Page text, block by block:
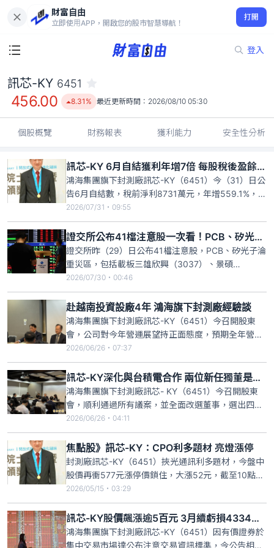
財富自由
立即使用APP，開啟您的股市智慧導航！
打開
登入
456.00
8.31%
訊芯-KY 6451
456.00 8.31% 最近更新時間： 2026/08/10 05:30
個股概覽 財務報表 獲利能力 安全性分析
訊芯-KY 6月自結獲利年增7倍 每股稅後盈餘0.35元
鴻海集團旗下封測廠訊芯-KY（6451）今（31）日公
告6月自結數，稅前淨利8731萬元，年增559.1%，稅
後盈餘3758萬元，年增706%，每股稅後盈餘0.35
元。訊芯-KY對今年營運正面看待，預期全年營收將
有雙位數成長，明年成長幅度有望更高。訊芯今、明
兩年預計投入資本支出約40億至50億元，主
2026/07/31・09:55
證交所公布41檔注意股一次看！PCB、矽光子跌勢凶猛、載板三雄也難逃
證交所昨（29）日公布41檔注意股，PCB、矽光子淪
重災區，包括載板三雄欣興（3037）、景碩
（3189）、南電（8046），記憶體封測廠南茂
（8150）、鑽針廠尖點（8021）、龍頭股臻鼎-
KY（4958），還有矽光子族群聯鈞（3450）、光聖
（6442）、訊芯-KY（6451）、辛耘（3583）
2026/07/30・00:46
赴越南投資設廠4年 鴻海旗下封測廠經驗談
鴻海集團旗下封測廠訊芯-KY（6451）今召開股東
會，公司對今年營運展望持正面態度，預期全年營收
將有雙位數成長，明年成長幅度有望更高。今、明兩
年預計投入資本支出約40億至50億元，主要用於
CPO自動化生產線、先進封裝技術及OCS（光路交換
器）產品的開發與佈局。
2026/06/26・07:37
訊芯-KY深化與台積電合作 兩位新任獨董是老台積人
鴻海集團旗下封測廠訊芯- KY（6451）今召開股東
會，順利通過所有議案，並全面改選董事，選出四席
法人代表一般董事、三席獨立董事共7席，最特別的
是，除了董事長蔣尚義之外，新任獨立董事左大川、
張美玲也曾是台積電（2330）高階主管，顯示訊芯-
KY將持續與台積電深化光通訊領域的合作關係。
2026/06/26・04:11
焦點股》訊芯-KY：CPO利多題材 亮燈漲停
封測廠訊芯-KY（6451）挾光通訊利多題材，今盤中
股價再衝577元漲停價鎖住，大漲52元，截至10點26
分，成交量逾5千張，漲停後委買量超過2700張，訊
芯-KY已連5漲，累計漲幅達30.83%，表現強勁。隨
著AI模型規模擴大，傳統的銅線傳輸已達物理極限，
市場預期「光進銅退」將成發展趨勢，CPO
2026/05/15・03:29
訊芯-KY股價飆漲逾5百元 3月續虧損4334萬元
鴻海集團旗下封測廠訊芯-KY（6451）因有價證券於
集中交易市場達公布注意交易資訊標準，今公告相關